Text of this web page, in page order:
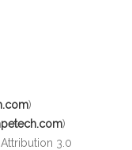
)
)
3.0